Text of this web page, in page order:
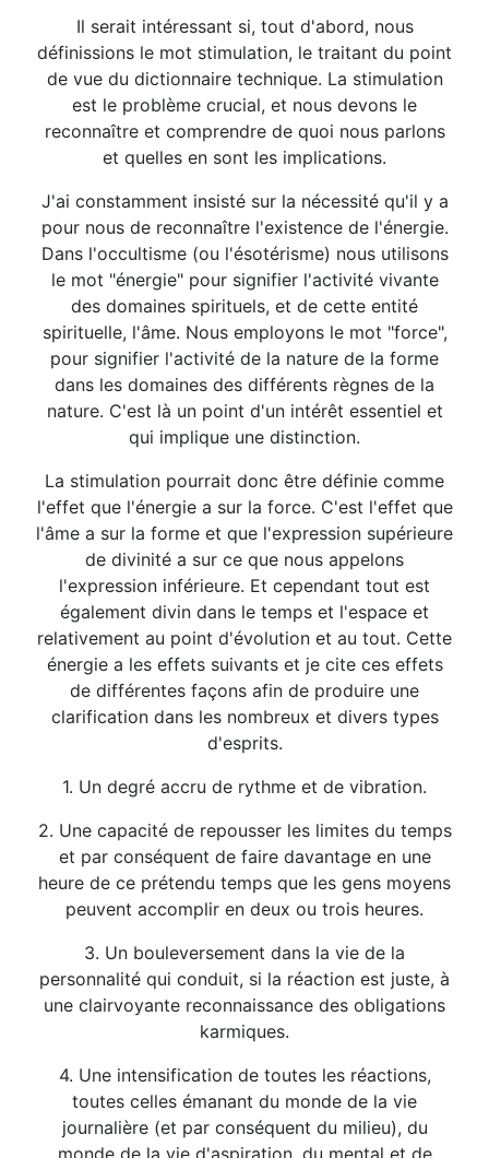
Il serait intéressant si, tout d'abord, nous
définissions le mot stimulation, le traitant du point
de vue du dictionnaire technique. La stimulation
est le problème crucial, et nous devons le
reconnaître et comprendre de quoi nous parlons
et quelles en sont les implications.
J'ai constamment insisté sur la nécessité qu'il y a
pour nous de reconnaître l'existence de l'énergie.
Dans l'occultisme (ou l'ésotérisme) nous utilisons
le mot "énergie" pour signifier l'activité vivante
des domaines spirituels, et de cette entité
spirituelle, l'âme. Nous employons le mot "force",
pour signifier l'activité de la nature de la forme
dans les domaines des différents règnes de la
nature. C'est là un point d'un intérêt essentiel et
qui implique une distinction.
La stimulation pourrait donc être définie comme
l'effet que l'énergie a sur la force. C'est l'effet que
l'âme a sur la forme et que l'expression supérieure
de divinité a sur ce que nous appelons
l'expression inférieure. Et cependant tout est
également divin dans le temps et l'espace et
relativement au point d'évolution et au tout. Cette
énergie a les effets suivants et je cite ces effets
de différentes façons afin de produire une
clarification dans les nombreux et divers types
d'esprits.
1. Un degré accru de rythme et de vibration.
2. Une capacité de repousser les limites du temps
et par conséquent de faire davantage en une
heure de ce prétendu temps que les gens moyens
peuvent accomplir en deux ou trois heures.
3. Un bouleversement dans la vie de la
personnalité qui conduit, si la réaction est juste, à
une clairvoyante reconnaissance des obligations
karmiques.
4. Une intensification de toutes les réactions,
toutes celles émanant du monde de la vie
journalière (et par conséquent du milieu), du
monde de la vie d'aspiration, du mental et de